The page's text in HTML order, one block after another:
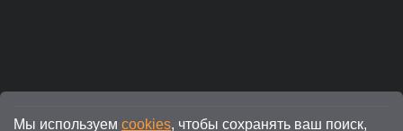
Мы используем cookies, чтобы сохранять ваш поиск,